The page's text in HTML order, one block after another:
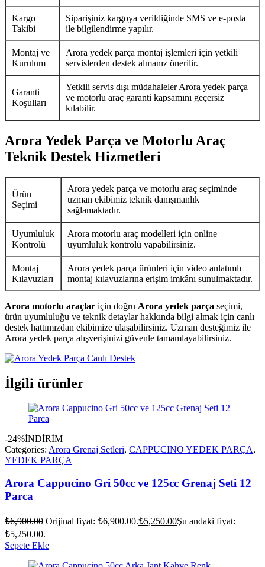
Kargo
Takibi
Siparişiniz kargoya verildiğinde SMS ve e-posta
ile bilgilendirme yapılır.
Montaj ve
Kurulum
Arora yedek parça montaj işlemleri için yetkili
servislerden destek almanız önerilir.
Garanti
Koşulları
Yetkili servis dışı müdahaleler Arora yedek parça
ve motorlu araç garanti kapsamını geçersiz
kılabilir.
Arora Yedek Parça ve Motorlu Araç
Teknik Destek Hizmetleri
Ürün
Seçimi
Arora yedek parça ve motorlu araç seçiminde
uzman ekibimiz teknik danışmanlık
sağlamaktadır.
Uyumluluk
Kontrolü
Arora motorlu araç modelleri için online
uyumluluk kontrolü yapabilirsiniz.
Montaj
Kılavuzları
Arora yedek parça ürünleri için video anlatımlı
montaj kılavuzlarına erişim imkânı sunulmaktadır.
Arora motorlu araçlar için doğru Arora yedek parça seçimi,
ürün uyumluluğu ve teknik detaylar hakkında bilgi almak için canlı
destek hattımızdan ekibimize ulaşabilirsiniz. Uzman desteğimiz ile
Arora yedek parça alışverişinizi güvenle tamamlayabilirsiniz.
İlgili ürünler
-24%İNDİRİM
Categories: Arora Grenaj Setleri, CAPPUCINO YEDEK PARÇA,
YEDEK PARÇA
Arora Cappucino Gri 50cc ve 125cc Grenaj Seti 12
Parca
₺6,900.00 Orijinal fiyat: ₺6,900.00.₺5,250.00Şu andaki fiyat:
₺5,250.00.
Sepete Ekle